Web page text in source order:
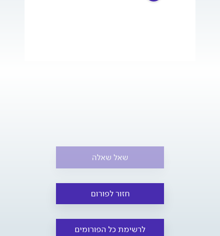
שאל שאלה
חזור לפורום
לרשימת כל הפורומים